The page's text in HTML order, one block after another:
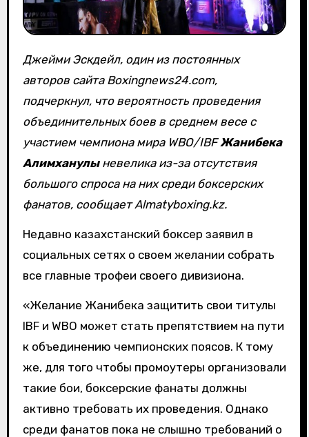
Джейми Эскдейл, один из постоянных
авторов сайта Boxingnews24.com,
подчеркнул, что вероятность проведения
объединительных боев в среднем весе с
участием чемпиона мира WBO/IBFЖанибека
Алимханулыневелика из-за отсутствия
большого спроса на них среди боксерских
фанатов, сообщает Almatyboxing.kz.
Недавно казахстанский боксер заявил в
социальных сетях о своем желании собрать
все главные трофеи своего дивизиона.
«Желание Жанибека защитить свои титулы
IBF и WBO может стать препятствием на пути
к объединению чемпионских поясов. К тому
же, для того чтобы промоутеры организовали
такие бои, боксерские фанаты должны
активно требовать их проведения. Однако
среди фанатов пока не слышно требований о